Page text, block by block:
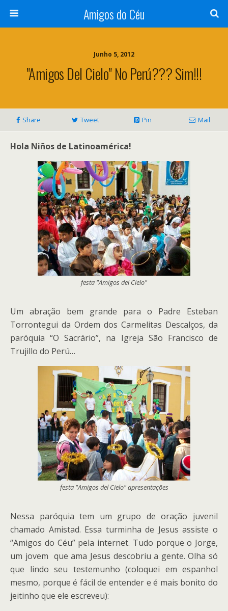
Amigos do Céu
Junho 5, 2012
"Amigos Del Cielo" No Perú??? Sim!!!
Share Tweet Pin Mail
Hola Niños de Latinoamérica!
festa "Amigos del Cielo"
Um abração bem grande para o Padre Esteban
Torrontegui da Ordem dos Carmelitas Descalços, da
paróquia “O Sacrário”, na Igreja São Francisco de
Trujillo do Perú…
festa "Amigos del Cielo" apresentações
Nessa paróquia tem um grupo de oração juvenil
chamado Amistad. Essa turminha de Jesus assiste o
“Amigos do Céu” pela internet. Tudo porque o Jorge,
um jovem que ama Jesus descobriu a gente. Olha só
que lindo seu testemunho (coloquei em espanhol
mesmo, porque é fácil de entender e é mais bonito do
jeitinho que ele escreveu):